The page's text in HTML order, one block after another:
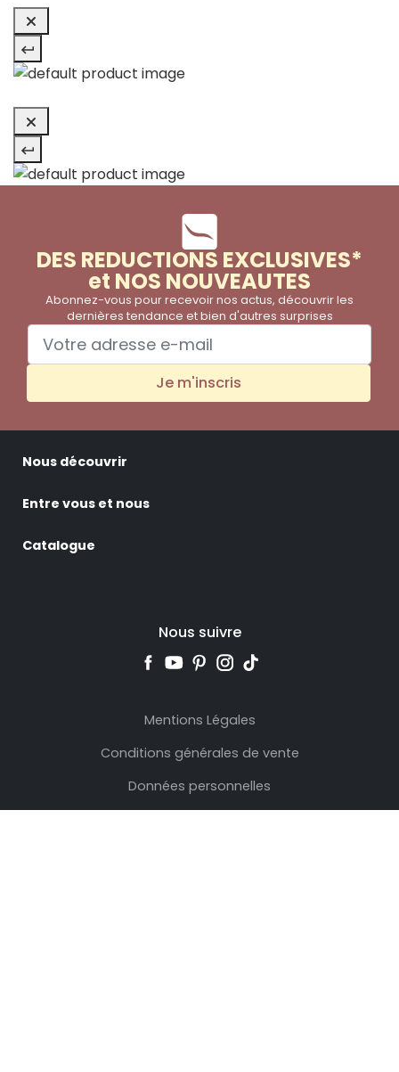
DES REDUCTIONS EXCLUSIVES*
et NOS NOUVEAUTES
Abonnez-vous pour recevoir nos actus, découvrir les
dernières tendance et bien d'autres surprises
Je m'inscris
Nous découvrir
Entre vous et nous
Catalogue
Nous suivre
Mentions Légales
Conditions générales de vente
Données personnelles